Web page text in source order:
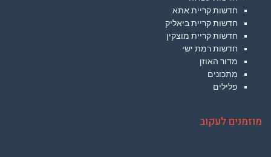
חדשות קריית אתא
חדשות קריית ביאליק
חדשות קריית מוצקין
חדשות רמת ישי
מדור האוזן
מתכונים
פלילים
מוזמנים לעקוב